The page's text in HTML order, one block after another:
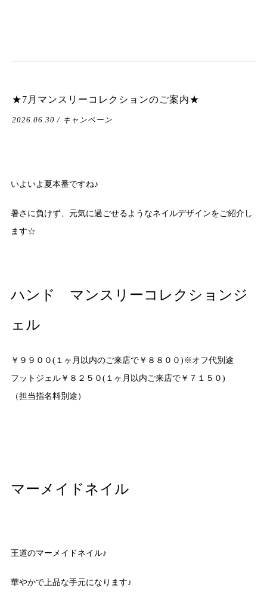
★7月マンスリーコレクションのご案内★
2026.06.30 / キャンペーン
いよいよ夏本番ですね♪
暑さに負けず、元気に過ごせるようなネイルデザインをご紹介し
ます☆
ハンド マンスリーコレクションジ
ェル
￥９９００(１ヶ月以内のご来店で￥８８００)※オフ代別途
フットジェル￥８２５０(１ヶ月以内ご来店で￥７１５０)
（担当指名料別途）
マーメイドネイル
王道のマーメイドネイル♪
華やかで上品な手元になります♪